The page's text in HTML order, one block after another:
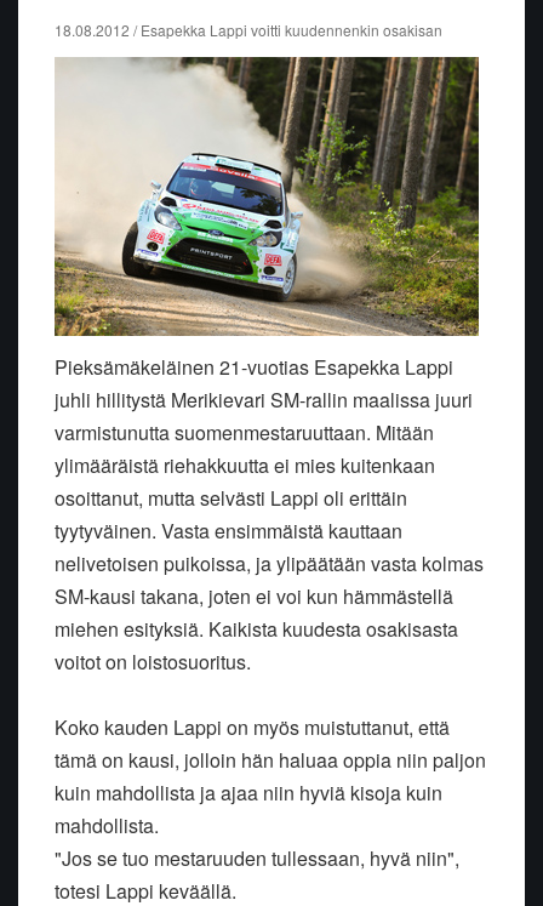
18.08.2012 / Esapekka Lappi voitti kuudennenkin osakisan
Pieksämäkeläinen 21-vuotias Esapekka Lappi
juhli hillitystä Merikievari SM-rallin maalissa juuri
varmistunutta suomenmestaruuttaan. Mitään
ylimääräistä riehakkuutta ei mies kuitenkaan
osoittanut, mutta selvästi Lappi oli erittäin
tyytyväinen. Vasta ensimmäistä kauttaan
nelivetoisen puikoissa, ja ylipäätään vasta kolmas
SM-kausi takana, joten ei voi kun hämmästellä
miehen esityksiä. Kaikista kuudesta osakisasta
voitot on loistosuoritus.
Koko kauden Lappi on myös muistuttanut, että
tämä on kausi, jolloin hän haluaa oppia niin paljon
kuin mahdollista ja ajaa niin hyviä kisoja kuin
mahdollista.
"Jos se tuo mestaruuden tullessaan, hyvä niin",
totesi Lappi keväällä.